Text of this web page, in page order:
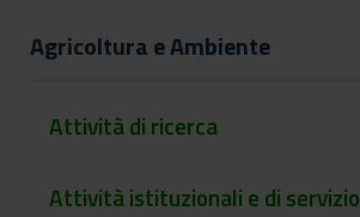
Agricoltura e Ambiente
Attività di ricerca
Attività istituzionali e di servizio